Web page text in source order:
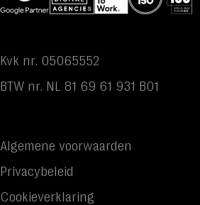
Kvk nr. 05065552
BTW nr. NL 81 69 61 931 B01
Algemene voorwaarden
Privacybeleid
Cookieverklaring